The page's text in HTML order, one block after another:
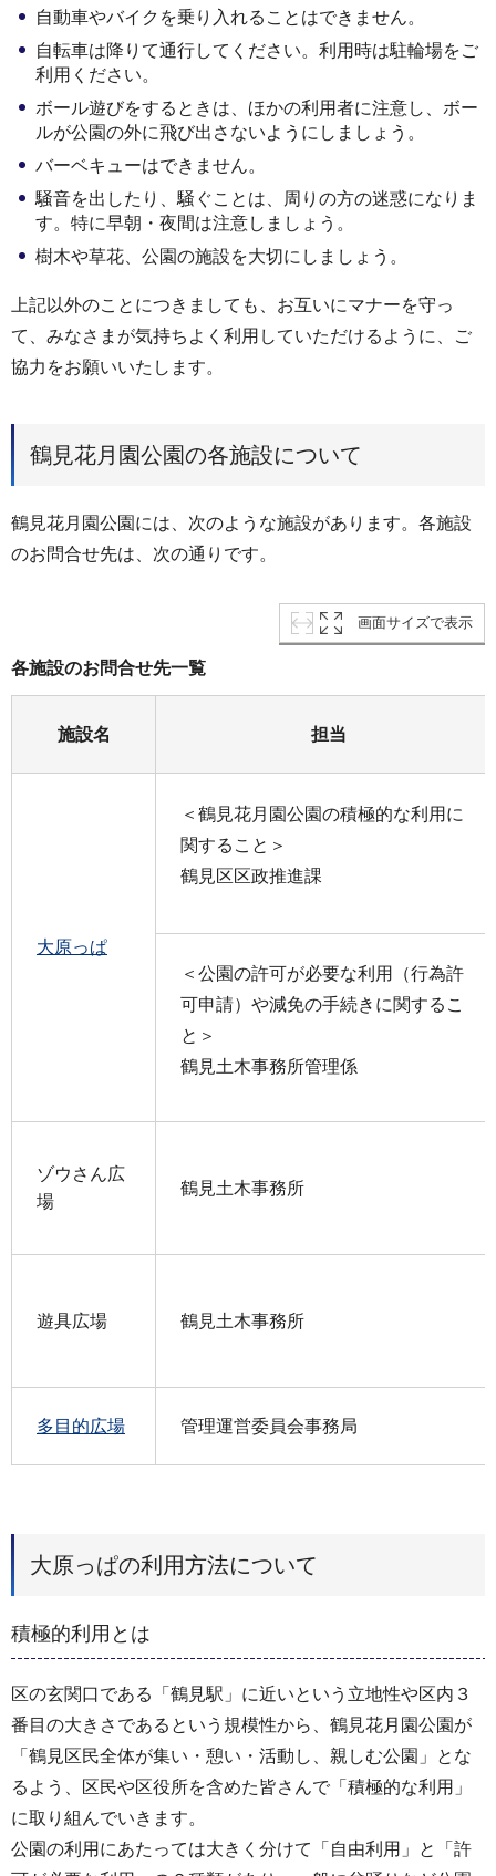
自動車やバイクを乗り入れることはできません。
自転車は降りて通行してください。利用時は駐輪場をご
利用ください。
ボール遊びをするときは、ほかの利用者に注意し、ボー
ルが公園の外に飛び出さないようにしましょう。
バーベキューはできません。
騒音を出したり、騒ぐことは、周りの方の迷惑になりま
す。特に早朝・夜間は注意しましょう。
樹木や草花、公園の施設を大切にしましょう。
上記以外のことにつきましても、お互いにマナーを守っ
て、みなさまが気持ちよく利用していただけるように、ご
協力をお願いいたします。
鶴見花月園公園の各施設について
鶴見花月園公園には、次のような施設があります。各施設
のお問合せ先は、次の通りです。
画面サイズで表示
各施設のお問合せ先一覧
施設名 担当
大原っぱ
＜鶴見花月園公園の積極的な利用に
関すること＞
鶴見区区政推進課
＜公園の許可が必要な利用（行為許
可申請）や減免の手続きに関するこ
と＞
鶴見土木事務所管理係
ゾウさん広
場
鶴見土木事務所
遊具広場 鶴見土木事務所
多目的広場 管理運営委員会事務局
大原っぱの利用方法について
積極的利用とは
区の玄関口である「鶴見駅」に近いという立地性や区内３
番目の大きさであるという規模性から、鶴見花月園公園が
「鶴見区民全体が集い・憩い・活動し、親しむ公園」とな
るよう、区民や区役所を含めた皆さんで「積極的な利用」
に取り組んでいきます。
公園の利用にあたっては大きく分けて「自由利用」と「許